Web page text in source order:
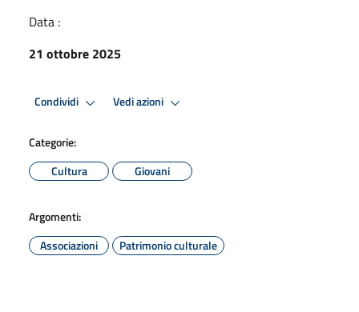
Data :
21 ottobre 2025
Condividi Vedi azioni
Categorie:
Cultura
Giovani
Argomenti:
Associazioni
Patrimonio culturale